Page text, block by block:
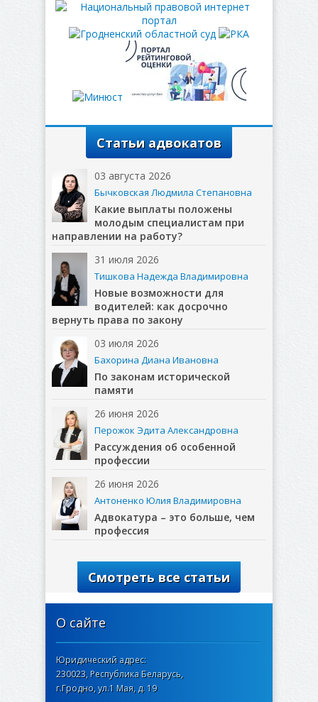
Статьи адвокатов
03 августа 2026
Бычковская Людмила Степановна
Какие выплаты положены
молодым специалистам при
направлении на работу?
31 июля 2026
Тишкова Надежда Владимировна
Новые возможности для
водителей: как досрочно
вернуть права по закону
03 июля 2026
Бахорина Диана Ивановна
По законам исторической
памяти
26 июня 2026
Перожок Эдита Александровна
Рассуждения об особенной
профессии
26 июня 2026
Антоненко Юлия Владимировна
Адвокатура – это больше, чем
профессия
Смотреть все статьи
О сайте
Юридический адрес:
230023, Республика Беларусь,
г.Гродно, ул.1 Мая, д. 19